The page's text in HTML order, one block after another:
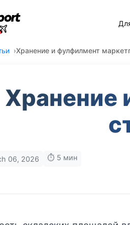
Хранение и фулфилмент
Хранение
06, 2026 ⏱️ 5 мин